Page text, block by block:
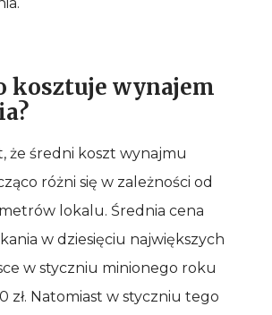
kosztuje wynajem
że średni koszt wynajmu
różni się w zależności od
lokalu. Średnia cena
w dziesięciu największych
w styczniu minionego roku
zł. Natomiast w styczniu tego